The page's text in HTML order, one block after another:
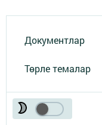
Документлар
Төрле темалар